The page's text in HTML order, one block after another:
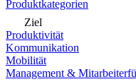
Produktkategorien
Ziel
Produktivität
Kommunikation
Mobilität
Management &